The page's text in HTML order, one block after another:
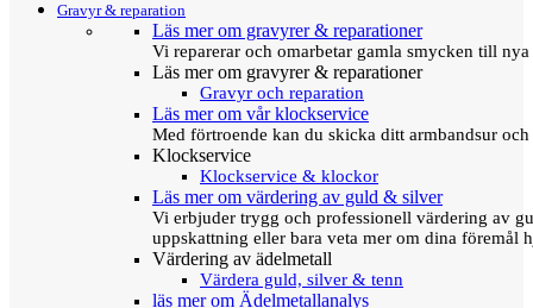
Gravyr & reparation
Läs mer om gravyrer & reparationer
Vi reparerar och omarbetar gamla smycken till
Läs mer om gravyrer & reparationer
Gravyr och reparation
Läs mer om vår klockservice
Med förtroende kan du skicka ditt armbandsur
Klockservice
Klockservice & klockor
Läs mer om värdering av guld & silver
Vi erbjuder trygg och professionell värdering av
uppskattning eller bara veta mer om dina föremål
Värdering av ädelmetall
Värdera guld, silver & tenn
läs mer om Ädelmetallanalys